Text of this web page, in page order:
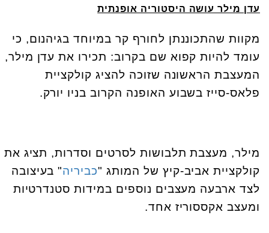
עדן מילר עושה היסטוריה אופנתית
מקוות שהתכוננתן לחורף קר במיוחד בגיהנום, כי
עומד להיות קפוא שם בקרוב: תכירו את עדן מילר,
המעצבת הראשונה שזוכה להציג קולקציית
פלאס-סייז בשבוע האופנה הקרוב בניו יורק.
מילר, מעצבת תלבושות לסרטים וסדרות, תציג את
קולקציית אביב-קיץ של המותג "כביריה" בעיצובה
לצד ארבעה מעצבים נוספים במידות סטנדרטיות
ומעצב אקססוריז אחד.